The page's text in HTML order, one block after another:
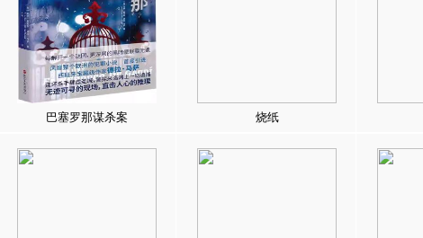
巴塞罗那谋杀案 烧纸